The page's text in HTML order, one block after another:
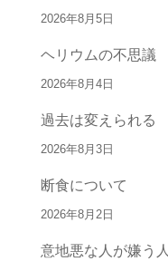
2026年8月5日
ヘリウムの不思議
2026年8月4日
過去は変えられる
2026年8月3日
断食について
2026年8月2日
意地悪な人が嫌う人